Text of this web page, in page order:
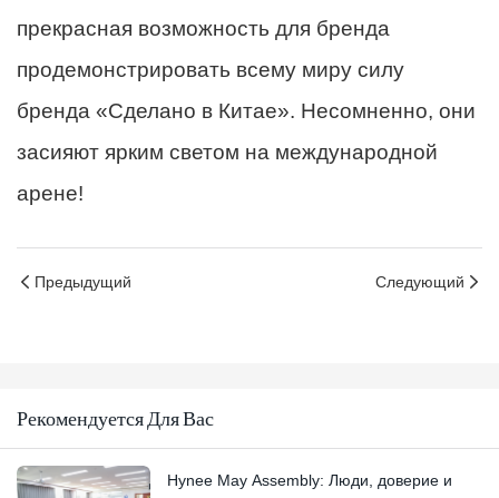
прекрасная возможность для бренда
продемонстрировать всему миру силу
бренда «Сделано в Китае». Несомненно, они
засияют ярким светом на международной
арене!
Предыдущий Следующий
Рекомендуется Для Вас
Hynee May Assembly: Люди, доверие и